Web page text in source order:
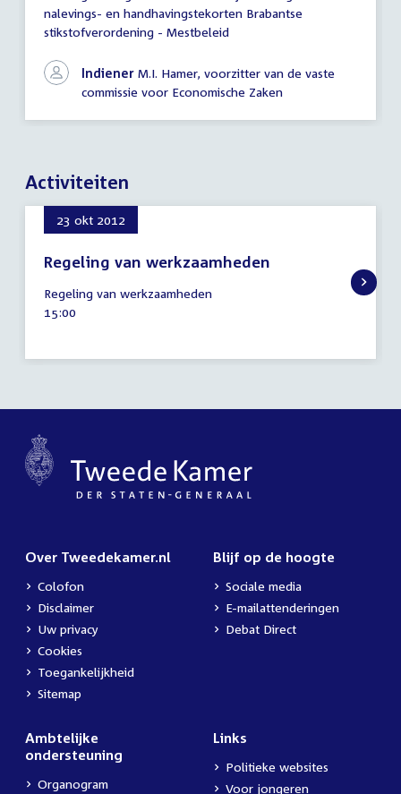
verslag
schriftelijk
nalevings- en handhavingstekorten Brabantse
stikstofverordening - Mestbeleid
Indiener M.I. Hamer, voorzitter van de vaste
commissie voor Economische Zaken
Activiteiten
23 okt 2012
Regeling van werkzaamheden
oktober
2012
Regeling van werkzaamheden
Tijd
15:00
Over Tweedekamer.nl
Colofon
Disclaimer
Uw privacy
Cookies
Toegankelijkheid
Sitemap
Blijf op de hoogte
Sociale media
E-mailattenderingen
Debat Direct
Ambtelijke
ondersteuning
Organogram
Links
Politieke websites
Voor jongeren